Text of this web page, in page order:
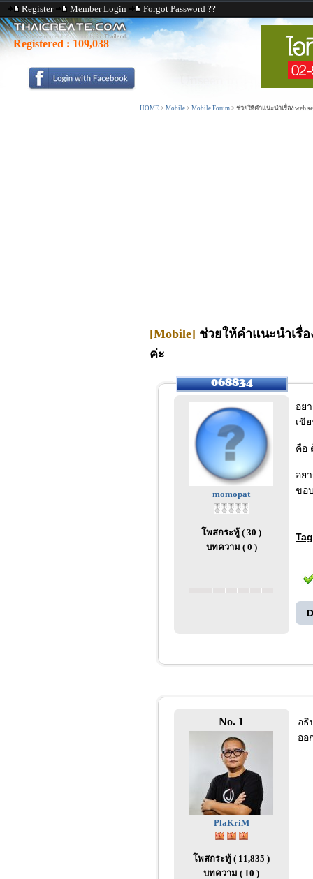
Register Member Login Forgot Password ??
Registered : 109,038
HOME > Mobile > Mobile Forum > ช่วยให้คำแนะนำเรื่อง web
[Mobile] ช่วยให้คำแนะนำเรื่อ
ค่ะ
momopat
โพสกระทู้ ( 30 )
บทความ ( 0 )
อย
เขี
คือ
อย
ขอ
Tag
No. 1
PlaKriM
โพสกระทู้ ( 11,835 )
บทความ ( 10 )
อธิ
ออ